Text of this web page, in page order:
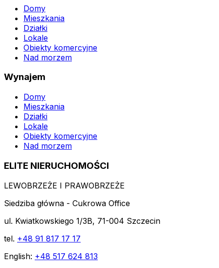
Domy
Mieszkania
Działki
Lokale
Obiekty komercyjne
Nad morzem
Wynajem
Domy
Mieszkania
Działki
Lokale
Obiekty komercyjne
Nad morzem
ELITE NIERUCHOMOŚCI
LEWOBRZEŻE I PRAWOBRZEŻE
Siedziba główna - Cukrowa Office
ul. Kwiatkowskiego 1/3B, 71-004 Szczecin
tel. +48 91 817 17 17
English: +48 517 624 813